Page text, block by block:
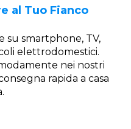
al Tuo Fianco
su smartphone, TV,
elettrodomestici.
nei nostri
rapida a casa